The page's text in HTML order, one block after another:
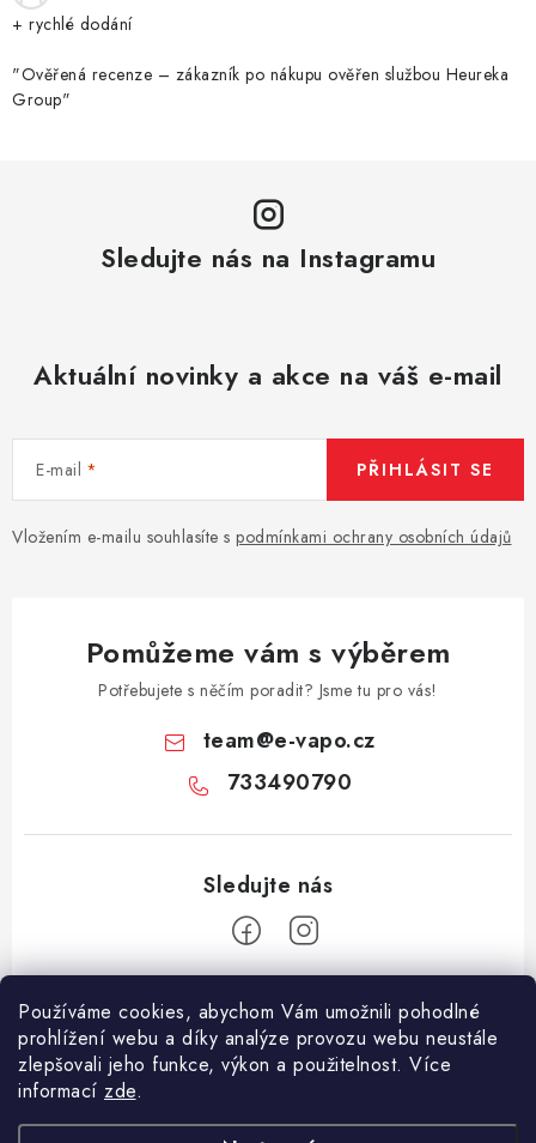
Používáme cookies, abychom Vám umožnili pohodlné
prohlížení webu a díky analýze provozu webu neustále
zlepšovali jeho funkce, výkon a použitelnost. Více
informací zde.
+ rychlé dodání
"Ověřená recenze – zákazník po nákupu ověřen službou Heureka
Group"
Sledujte nás na Instagramu
Aktuální novinky a akce na váš e-mail
E-mail
Vložením e-mailu souhlasíte s podmínkami ochrany osobních údajů
PŘIHLÁSIT SE
Pomůžeme vám s výběrem
Potřebujete s něčím poradit? Jsme tu pro vás!
team@e-vapo.cz
733490790
Facebook